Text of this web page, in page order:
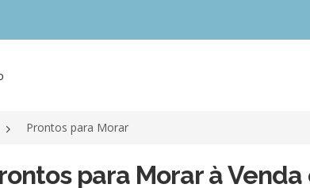
Prontos para Morar
para Morar à